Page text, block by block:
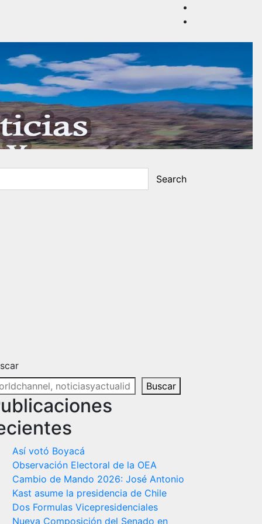
Search
Buscar
Así votó Boyacá
Observación Electoral de la OEA
Cambio de Mando 2026: José Antonio
Kast asume la presidencia de Chile
Dos Formulas Vicepresidenciales
Nueva Composición del Senado en